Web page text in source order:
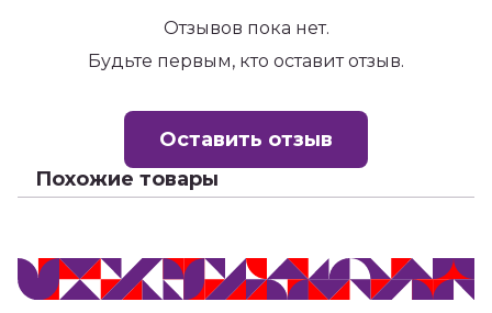
Отзывов пока нет.
Будьте первым, кто оставит отзыв.
Оставить отзыв
Похожие товары